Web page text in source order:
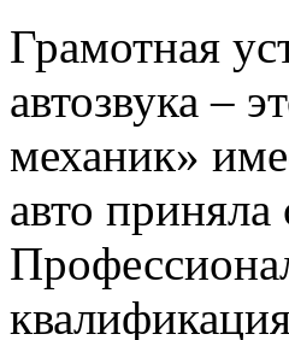
Грамотная
автозвука –
механик»
авто